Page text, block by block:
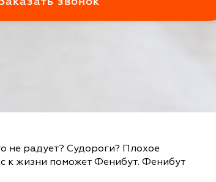
не радует? Судороги? Плохое
к жизни поможет Фенибут. Фенибут